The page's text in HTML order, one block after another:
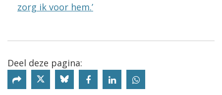
zorg ik voor hem.’
Deel deze pagina:
Deel deze pagina via X
Deel deze pagina via Bluesky